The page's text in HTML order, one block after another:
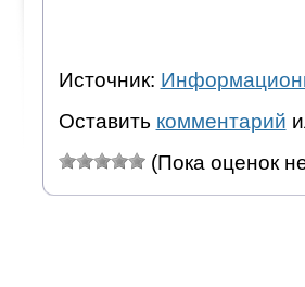
Источник:
Оставить комментарий
(Пока оценок